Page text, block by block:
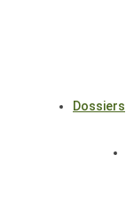
Dossiers